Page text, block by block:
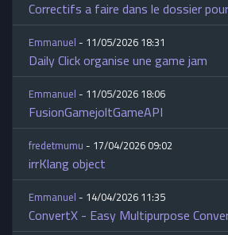
Correctifs a faire dans le dossier
Emmanuel- 11/05/2026 18:31
Daily Click organise une game jam
Emmanuel- 11/05/2026 18:06
FusionGamejoltGameAPI
fredetmumu- 17/04/2026 09:02
irrKlang object
Emmanuel- 14/04/2026 11:35
ConvertX - Easy Multipurpose